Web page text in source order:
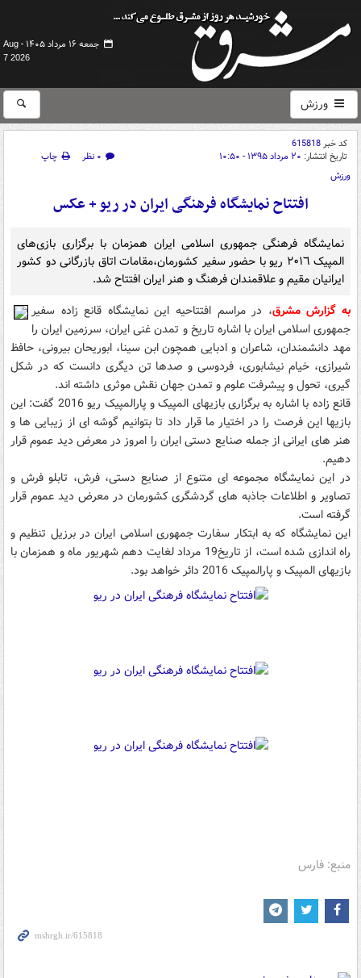
جمعه ۱۶ مرداد ۱۴۰۵ -
Aug
7 2026
ورزش
کد خبر615818
تاریخ انتشار: ۲۰ مرداد ۱۳۹۵ - ۱۰:۵۰ ۰ نظر
چاپ
ورزش
افتتاح نمایشگاه فرهنگی ایران در ریو + عکس
نمایشگاه فرهنگی جمهوری اسلامی ایران همزمان با برگزاری بازی‌های
المپیک ٢٠١٦ ریو با حضور سفیر کشورمان،مقامات اتاق بازرگانی دو کشور
ایرانیان مقیم و علاقمندان فرهنگ و هنر ایران افتتاح شد.
به گزارش مشرق، در مراسم افتتاحیه این نمایشگاه قانع زاده سفیر
جمهوری اسلامی ایران با اشاره تاریخ و تمدن غنی ایران، سرزمین ایران را
مهد دانشمندان، شاعران و ادبایی همچون ابن سینا، ابوریحان بیرونی، حافظ
شیرازی، خیام نیشابوری، فردوسی و صدها تن دیگری دانست که در شکل
گیری، تحول و پیشرفت علوم و تمدن جهان نقش موثری داشته اند.
قانع زاده با اشاره به برگزاری بازیهای المپیک و پارالمپیک ریو 2016 گفت: این
بازیها این فرصت را در اختیار ما قرار داد تا بتوانیم گوشه ای از زیبایی ها و
هنر های ایرانی از جمله صنایع دستی ایران را امروز در معرض دید عموم قرار
دهیم.
در این نمایشگاه مجموعه ای متنوع از صنایع دستی، فرش، تابلو فرش و
تصاویر و اطلاعات جاذبه های گردشگری کشورمان در معرض دید عموم قرار
گرفته است.
این نمایشگاه که به ابتکار سفارت جمهوری اسلامی ایران در برزیل تنظیم و
راه اندازی شده است، از تاریخ19 مرداد لغایت دهم شهریور ماه و همزمان با
بازیهای المپیک و پارالمپیک 2016 دائر خواهد بود.
منبع: فارس